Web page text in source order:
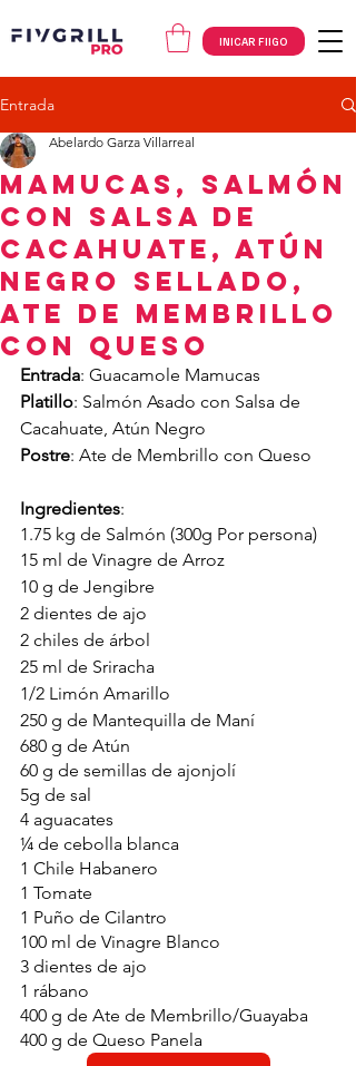
INICAR FIIGO
Entrada
Mamucas, Salmón
con Salsa de
Cacahuate, Atún
Negro Sellado,
Ate de Membrillo
con Queso
Abelardo Garza Villarreal
Entrada: Guacamole Mamucas
Platillo: Salmón Asado con Salsa de
Cacahuate, Atún Negro
Postre: Ate de Membrillo con Queso
Ingredientes:
1.75 kg de Salmón (300g Por persona)
15 ml de Vinagre de Arroz
10 g de Jengibre
2 dientes de ajo
2 chiles de árbol
25 ml de Sriracha
1/2 Limón Amarillo
250 g de Mantequilla de Maní
680 g de Atún
60 g de semillas de ajonjolí
5g de sal
4 aguacates
¼ de cebolla blanca
1 Chile Habanero
1 Tomate
1 Puño de Cilantro
100 ml de Vinagre Blanco
3 dientes de ajo
1 rábano
400 g de Ate de Membrillo/Guayaba
400 g de Queso Panela